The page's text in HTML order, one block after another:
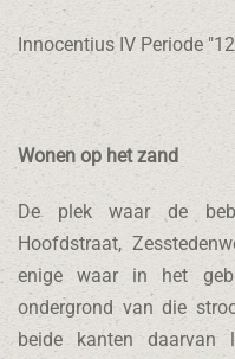
Innocentius IV Periode
Wonen op het zand
De plek waar de
Hoofdstraat,
enige waar in het
ondergrond van die
beide kanten daarvan